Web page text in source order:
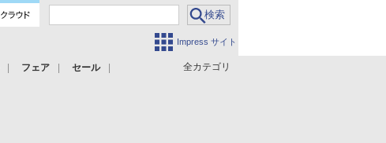
Impress サイト
全カテゴリ
フェア セール